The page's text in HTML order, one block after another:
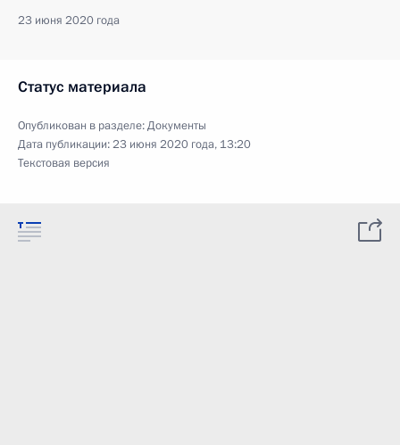
23 июня 2020 года
Статус материала
Опубликован в разделе:Документы
Дата публикации:23 июня 2020 года, 13:20
Текстовая версия